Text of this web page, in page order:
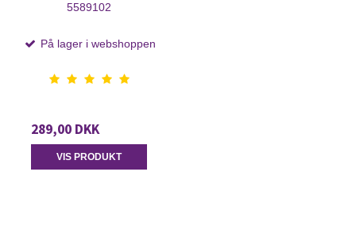
5589102
På lager i webshoppen
289,00 DKK
VIS PRODUKT